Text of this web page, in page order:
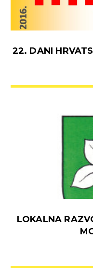
22. DANI
LOKALNA